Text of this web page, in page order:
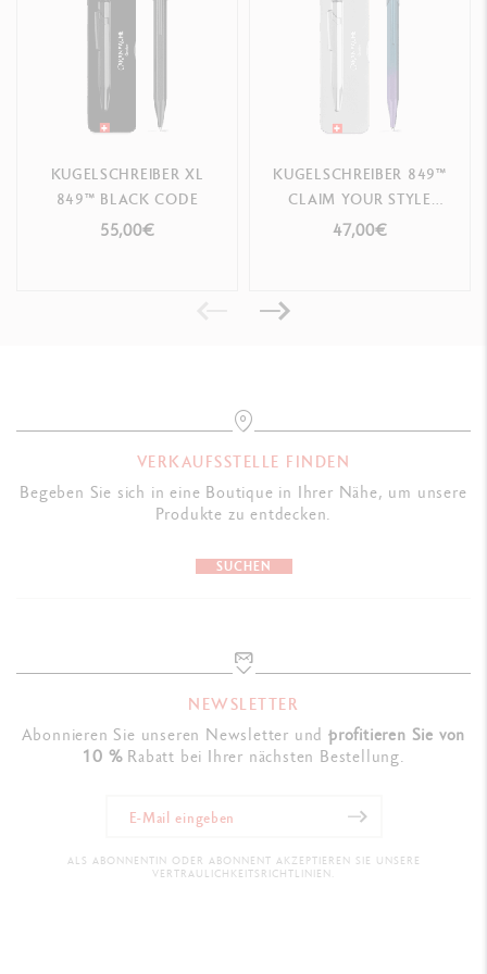
GESETZLICHE VORSCHRIFTEN
Ref. NM0849.149
KUGELSCHREIBER XL
849™ BLACK CODE
55,00€
KUGELSCHREIBER 849™
CLAIM YOUR STYLE
MEERVIOLETT -
47,00€
VERKAUFSSTELLE FINDEN
Begeben Sie sich in eine Boutique in Ihrer Nähe, um unsere
Produkte zu entdecken.
SUCHEN
NEWSLETTER
Abonnieren Sie unseren Newsletter undprofitieren Sie von
10 %Rabatt bei Ihrer nächsten Bestellung.
ALS ABONNENTIN ODER ABONNENT AKZEPTIEREN SIE UNSERE
VERTRAULICHKEITSRICHTLINIEN.